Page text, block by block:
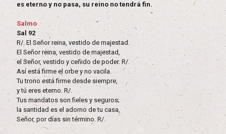
es eterno y no pasa, su reino no tendrá fin.
Salmo
Sal 92
R/. El Señor reina, vestido de majestad.
El Señor reina, vestido de majestad,
el Señor, vestido y ceñido de poder. R/.
Así está firme el orbe y no vacila.
Tu trono está firme desde siempre,
y tú eres eterno. R/.
Tus mandatos son fieles y seguros;
la santidad es el adorno de tu casa,
Señor, por días sin término. R/.